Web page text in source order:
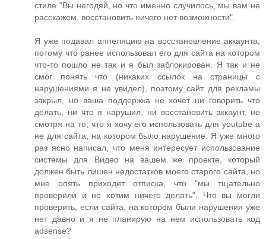
стиле "Вы негодяй, но что именно случилось, мы вам не
расскажем, восстановить ничего нет возможности".
Я уже подавал аппеляцию на восстановление аккаунта,
потому что ранее использовал его для сайта на котором
что-то пошло не так и я был заблокирован. Я так и не
смог понять что (никаких ссылок на страницы с
нарушениями я не увидел), поэтому сайт для рекламы
закрыл, но ваша поддержка не хочет ни говорить что
делать, ни что я нарушил, ни восстановить аккаунт, не
смотря на то, что я хочу его использовать для youtube а
не для сайта, на котором было нарушение. Я уже много
раз ясно написал, что меня интересует использование
системы для Видео на вашем же проекте, который
должен быть лишен недостатков моего старого сайта, но
мне опять приходит отписка, что "мы тщательно
проверили и не хотим ничего делать". Что вы могли
проверить, если сайта, на котором были нарушения уже
нет давно и я не планирую на нем использовать код
adsense?